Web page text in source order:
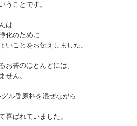
うことです。
は
化のために
いことをお伝えしました。
お香のほとんどには、
せん。
ル香原料を混ぜながら
喜ばれていました。